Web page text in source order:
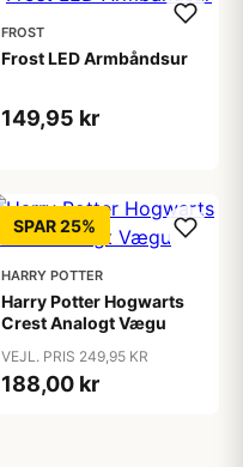
FROST
Frost LED Armbåndsur
149,95 kr
SPAR 25%
HARRY POTTER
Harry Potter Hogwarts
Crest Analogt Vægu
VEJL. PRIS 249,95 KR
188,00 kr